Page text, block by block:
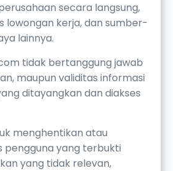
secara langsung,
lowongan kerja, dan sumber-
lainnya.
tidak bertanggung jawab
maupun validitas informasi
ditayangkan dan diakses
menghentikan atau
pengguna yang terbukti
yang tidak relevan,